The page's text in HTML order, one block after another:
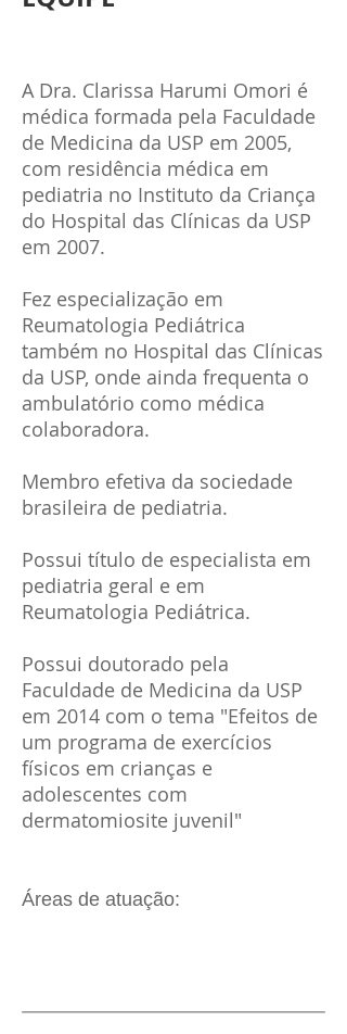
A Dra. Clarissa Harumi Omori é
médica formada pela Faculdade
de Medicina da USP em 2005,
com residência médica em
pediatria no Instituto da Criança
do Hospital das Clínicas da USP
em 2007.
Fez especialização em
Reumatologia Pediátrica
também no Hospital das Clínicas
da USP, onde ainda frequenta o
ambulatório como médica
colaboradora.
Membro efetiva da sociedade
brasileira de pediatria.
Possui título de especialista em
pediatria geral e em
Reumatologia Pediátrica.
Possui doutorado pela
Faculdade de Medicina da USP
em 2014 com o tema "Efeitos de
um programa de exercícios
físicos em crianças e
adolescentes com
dermatomiosite juvenil"
Áreas de atuação: